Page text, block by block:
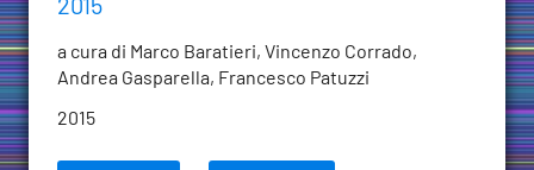
2015
a cura di Marco Baratieri, Vincenzo Corrado,
Andrea Gasparella, Francesco Patuzzi
2015